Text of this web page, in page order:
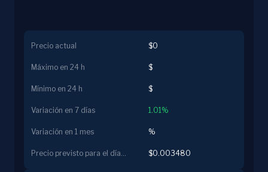
Precio actual $0
Máximo en 24 h $
Mínimo en 24 h $
Variación en 7 días 1.01%
Variación en 1 mes %
Precio previsto para el día siguiente $0.003480